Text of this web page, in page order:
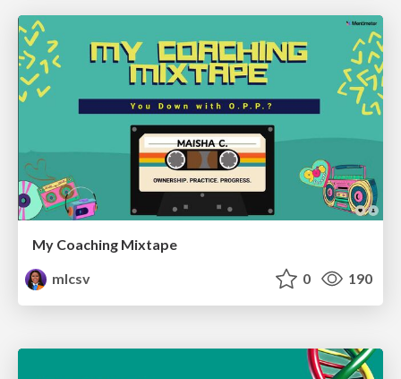
My Coaching Mixtape
mlcsv
0 190